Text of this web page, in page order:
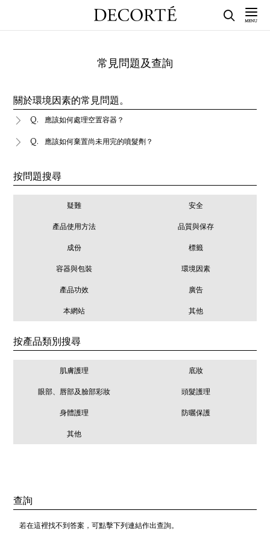
常見問題及查詢
關於環境因素的常見問題。
應該如何處理空置容器？
應該如何棄置尚未用完的噴髮劑？
按問題搜尋
疑難 安全
產品使用方法 品質與保存
成份 標籤
容器與包裝 環境因素
產品功效 廣告
本網站 其他
按產品類別搜尋
肌膚護理 底妝
眼部、唇部及臉部彩妝 頭髮護理
身體護理 防曬保護
其他
查詢
若在這裡找不到答案，可點擊下列連結作出查詢。